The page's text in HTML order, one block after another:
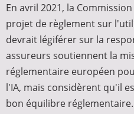
En avril 2021, la
projet de règlement sur
devrait légiférer sur la
assureurs soutiennent la
réglementaire européen
l'IA, mais considèrent qu'il
bon équilibre